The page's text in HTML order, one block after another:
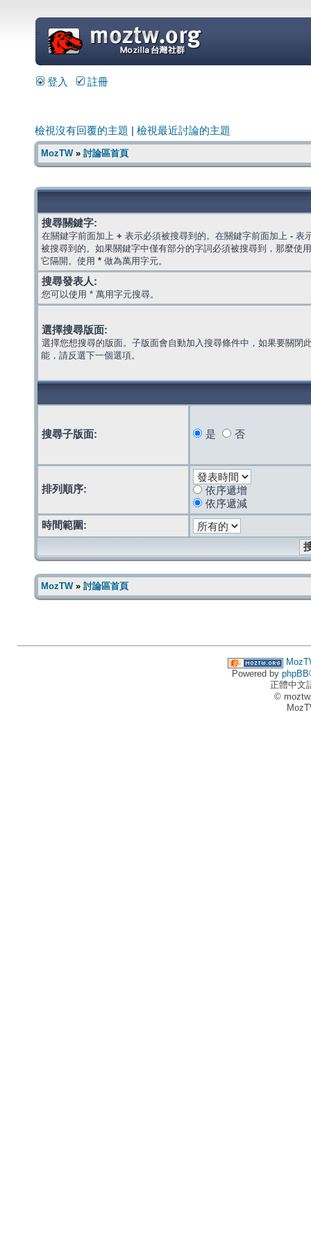
=
登入 註冊
檢視沒有回覆的主題 檢視最近討論的主題
MozTW» 討論區首頁
搜尋關鍵字:
在關鍵字前面加上 + 表示必須被搜尋到的。在關鍵字前面加上 - 表
被搜尋到的。如果關鍵字中僅有部分的字詞必須被搜尋到，那麼使
它隔開。使用 * 做為萬用字元。
搜尋發表人:
您可以使用 * 萬用字元搜尋。
選擇搜尋版面:
選擇您想搜尋的版面。子版面會自動加入搜尋條件中，如果要關閉
能，請反選下一個選項。
搜尋子版面: 是 否
排列順序:
依序遞增
依序遞減
時間範圍:
MozTW» 討論區首頁
Powered by phpBB
正體中文
©